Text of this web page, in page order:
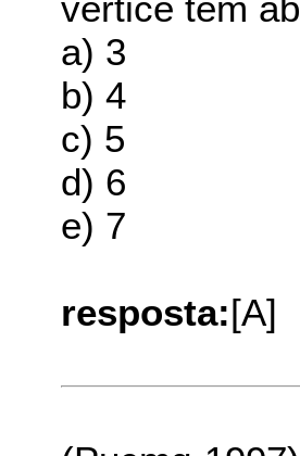
a) 3
b) 4
c) 5
d) 6
e) 7
resposta:[A]